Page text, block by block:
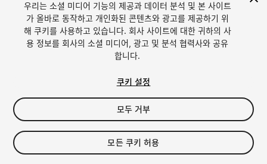
1/9
$29.99
Seat
우리는 소셜 미디어 기능의 제공과 데이터 분석 및 본 사이트
가 올바로 동작하고 개인화된 콘텐츠와 광고를 제공하기 위
해 쿠키를 사용하고 있습니다. 회사 사이트에 대한 귀하의 사
용 정보를 회사의 소셜 미디어, 광고 및 분석 협력사와 공유
합니다.
쿠키 설정
모두 거부
모든 쿠키 허용